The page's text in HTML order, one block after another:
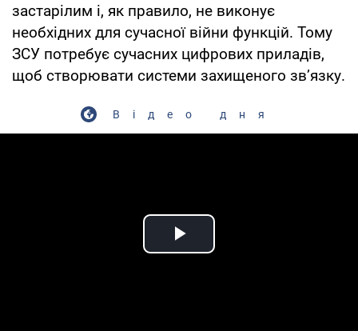
застарілим і, як правило, не виконує
необхідних для сучасної війни функцій. Тому
ЗСУ потребує сучасних цифрових приладів,
щоб створювати системи захищеного зв’язку.
Відео дня
Play Video